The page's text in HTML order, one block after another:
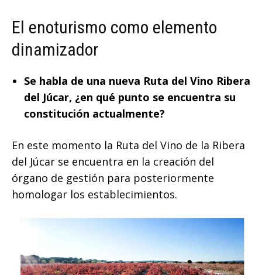
El enoturismo como elemento
dinamizador
Se habla de una nueva Ruta del Vino Ribera
del Júcar, ¿en qué punto se encuentra su
constitución actualmente?
En este momento la Ruta del Vino de la Ribera
del Júcar se encuentra en la creación del
órgano de gestión para posteriormente
homologar los establecimientos.